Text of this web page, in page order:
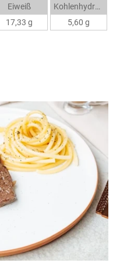
Eiweiß
17,33 g
Kohlenhydrate
5,60 g